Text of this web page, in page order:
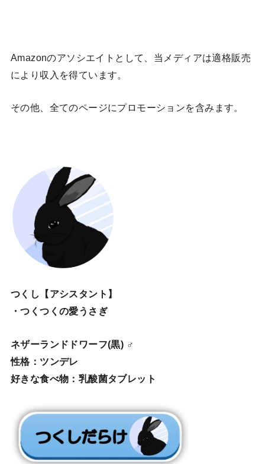
Amazonのアソシエイトとして、当メディアは適格販売
により収入を得ています。
その他、全てのページにプロモーションを含みます。
つくし【アシスタント】
・つくつくの愛うさぎ
ネザーランドドワーフ(黒) ♂
性格：ツンデレ
好きな食べ物：乳酸菌タブレット